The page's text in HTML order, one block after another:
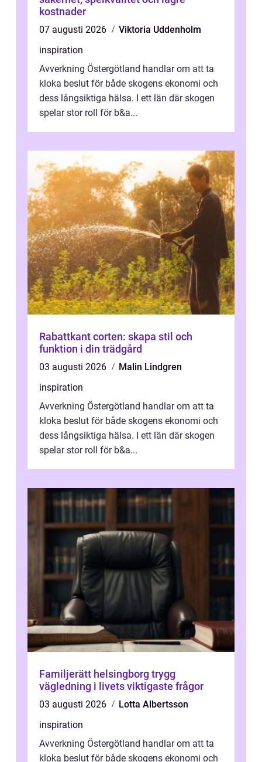
kostnader
07 augusti 2026
Viktoria Uddenholm
inspiration
Avverkning Östergötland handlar om att ta
kloka beslut för både skogens ekonomi och
dess långsiktiga hälsa. I ett län där skogen
spelar stor roll för b&a...
Rabattkant corten: skapa stil och
funktion i din trädgård
03 augusti 2026
Malin Lindgren
inspiration
Avverkning Östergötland handlar om att ta
kloka beslut för både skogens ekonomi och
dess långsiktiga hälsa. I ett län där skogen
spelar stor roll för b&a...
Familjerätt helsingborg trygg
vägledning i livets viktigaste frågor
03 augusti 2026
Lotta Albertsson
inspiration
Avverkning Östergötland handlar om att ta
kloka beslut för både skogens ekonomi och